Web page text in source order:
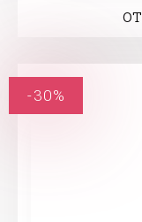
от
-30%